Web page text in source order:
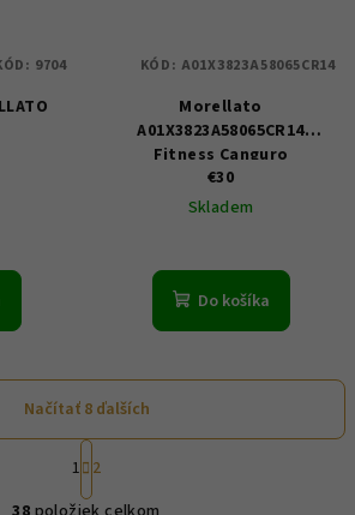
9704
Morellato
A01X3823A58065CR14
Fitness Canguro
waterproof
€30
Skladem
Do košíka
KÓD: A01X3823A58065CR14
O
Načítať 8 ďalších
S
t
r
1 2